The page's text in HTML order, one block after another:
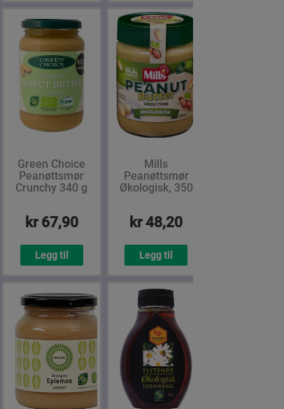
Green Choice
Peanøttsmør
Crunchy 340 g
kr 67,90
Legg til
Mills
Peanøttsmør
Økologisk, 350
kr 48,20
Legg til